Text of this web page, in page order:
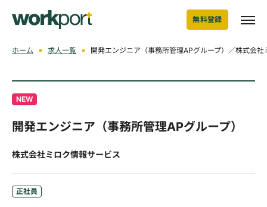
無料登録
ホーム 求人一覧 開発エンジニア（事務所管理APグループ）／株式会
NEW
開発エンジニア（事務所管理APグループ）
株式会社ミロク情報サービス
正社員